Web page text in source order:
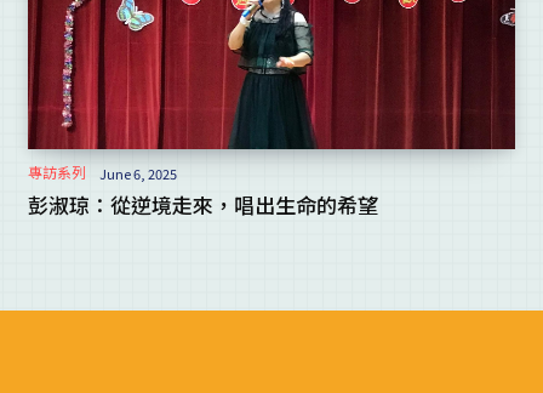
專訪系列 June 6, 2025
彭淑琼：從逆境走來，唱出生命的希望